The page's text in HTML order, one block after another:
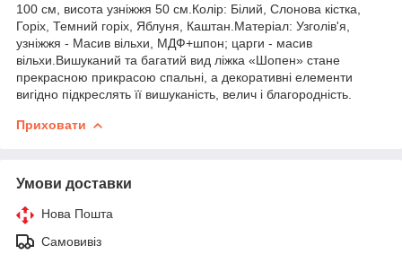
100 см, висота узніжжя 50 см.Колір: Білий, Слонова кістка,
Горіх, Темний горіх, Яблуня, Каштан.Матеріал: Узголів'я,
узніжжя - Масив вільхи, МДФ+шпон; царги - масив
вільхи.Вишуканий та багатий вид ліжка «Шопен» стане
прекрасною прикрасою спальні, а декоративні елементи
вигідно підкреслять її вишуканість, велич і благородність.
Приховати
Умови доставки
Нова Пошта
Самовивіз